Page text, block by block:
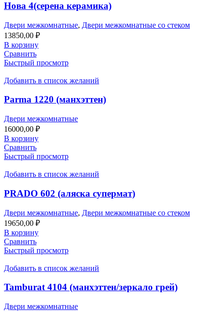
Нова 4(серена керамика)
Двери межкомнатные, Двери межкомнатные со стеком
13850,00 ₽
В корзину
Сравнить
Быстрый просмотр
Добавить в список желаний
Parma 1220 (манхэттен)
Двери межкомнатные
16000,00 ₽
В корзину
Сравнить
Быстрый просмотр
Добавить в список желаний
PRADO 602 (аляска супермат)
Двери межкомнатные, Двери межкомнатные со стеком
19650,00 ₽
В корзину
Сравнить
Быстрый просмотр
Добавить в список желаний
Tamburat 4104 (манхэттен/зеркало грей)
Двери межкомнатные